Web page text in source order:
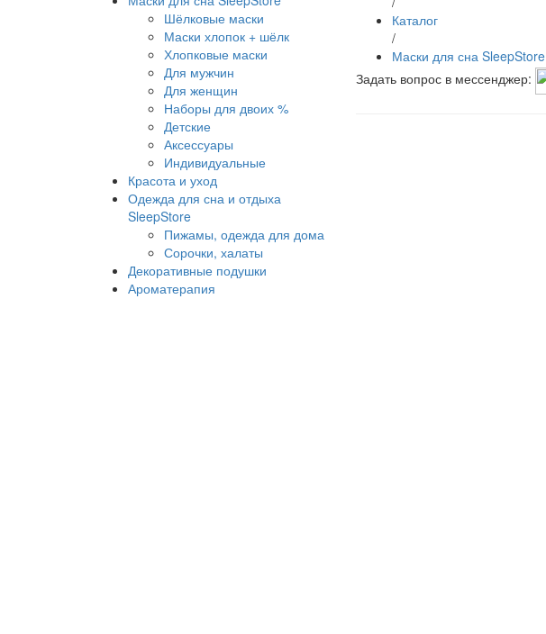
Шёлковые маски
Маски хлопок + шёлк
Хлопковые маски
Для мужчин
Для женщин
Наборы для двоих %
Детские
Аксессуары
Индивидуальные
Красота и уход
Одежда для сна и отдыха
SleepStore
Пижамы, одежда для дома
Сорочки, халаты
Декоративные подушки
Ароматерапия
Каталог
/
Маски для сна SleepStore
Задать вопрос в мессенджер: